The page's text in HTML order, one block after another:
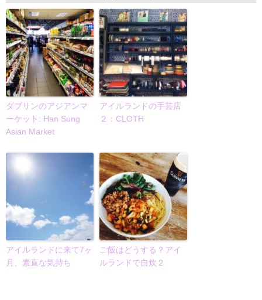
ダブリンのアジアンマ
ーケット: Han Sung
Asian Market
アイルランドの手芸店
２：CLOTH
アイルランドに来て7ヶ
月、素直な気持ち
ご飯はどうする？アイ
ルランドで自炊２